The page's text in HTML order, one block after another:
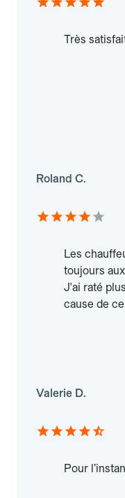
Très
Roland C.
Les
toujours
J'ai raté
cause de
Valerie D.
Pour